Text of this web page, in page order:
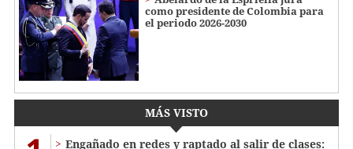
como presidente de Colombia para
el periodo 2026-2030
MÁS VISTO
Engañado en redes y raptado al salir de clases: